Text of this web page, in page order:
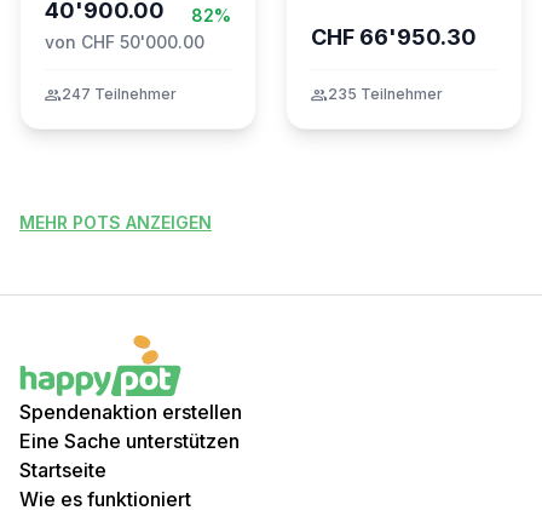
unabhängig prüfen
40'900.00
82%
von CHF 50'000.00
group247 Teilnehmer
CHF 66'950.30
group235 Teilnehmer
MEHR POTS ANZEIGEN
Spendenaktion erstellen
Eine Sache unterstützen
Startseite
Wie es funktioniert